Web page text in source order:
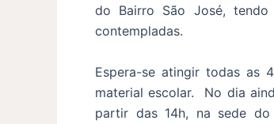
do Bairro São José,
contempladas.
Espera-se atingir todas as
material escolar. No dia
partir das 14h, na sede